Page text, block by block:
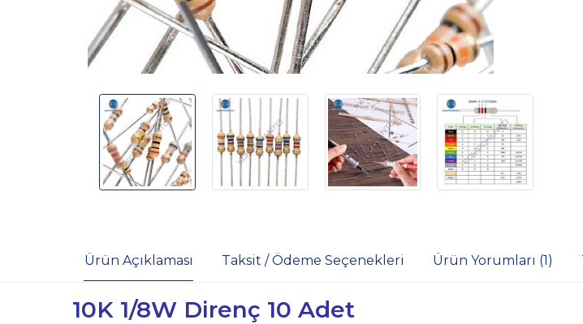
Ürün Açıklaması Taksit / Ödeme Seçenekleri Ürün Yorumları (1)
10K 1/8W Direnç 10 Adet